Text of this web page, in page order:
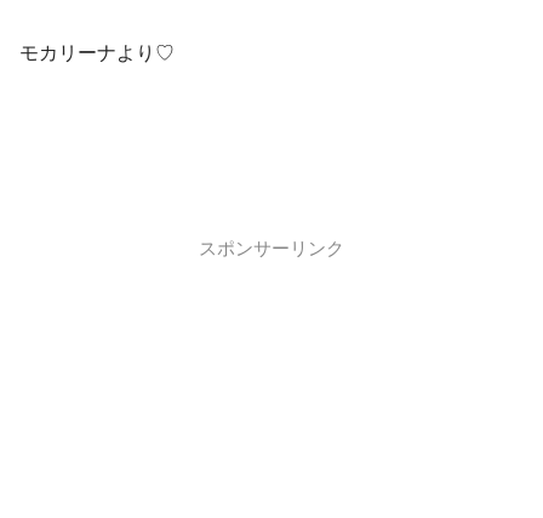
モカリーナより♡
スポンサーリンク